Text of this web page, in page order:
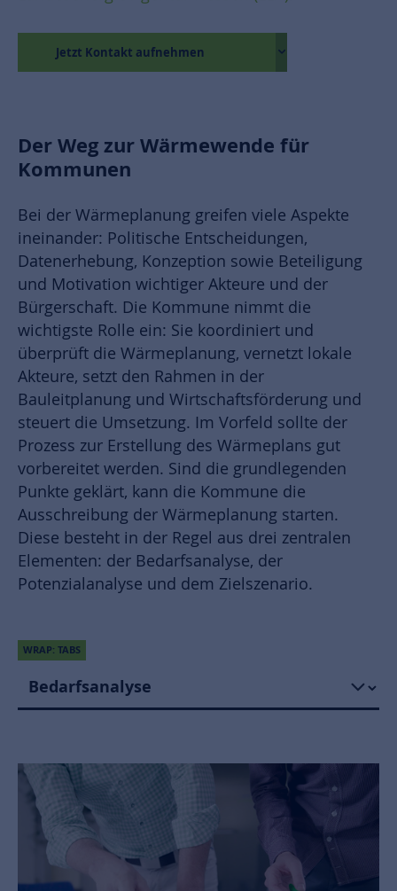
Jetzt Kontakt aufnehmen
Der Weg zur Wärmewende für
Kommunen
Bei der Wärmeplanung greifen viele Aspekte
ineinander: Politische Entscheidungen,
Datenerhebung, Konzeption sowie Beteiligung
und Motivation wichtiger Akteure und der
Bürgerschaft. Die Kommune nimmt die
wichtigste Rolle ein: Sie koordiniert und
überprüft die Wärmeplanung, vernetzt lokale
Akteure, setzt den Rahmen in der
Bauleitplanung und Wirtschaftsförderung und
steuert die Umsetzung. Im Vorfeld sollte der
Prozess zur Erstellung des Wärmeplans gut
vorbereitet werden. Sind die grundlegenden
Punkte geklärt, kann die Kommune die
Ausschreibung der Wärmeplanung starten.
Diese besteht in der Regel aus drei zentralen
Elementen: der Bedarfsanalyse, der
Potenzialanalyse und dem Zielszenario.
WRAP: TABS